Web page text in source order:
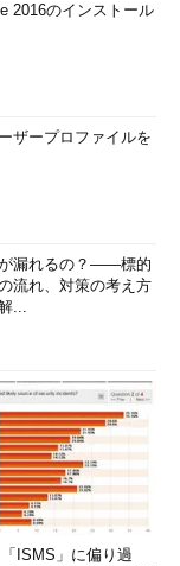
2016のインストール
ザープロファイルを
漏れるの？――標的
流れ、対策の考え方
...
ISMS」に偏り過